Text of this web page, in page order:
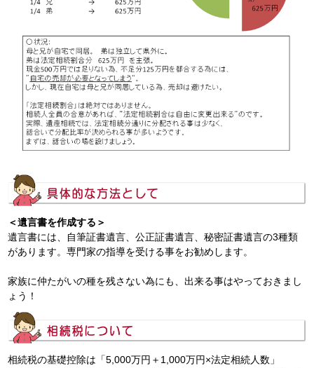
＜遺言書を作成する＞
遺言書には、自筆証書遺言、公正証書遺言、秘密証書遺言の3種類
があります。専門家の指導を受ける事をお勧めします。
家族に仲たがいの種を残さない為にも、出来る事はやっておきまし
ょう！
相続税の基礎控除は「5,000万円＋1,000万円×法定相続人数」